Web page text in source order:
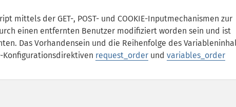
mittels der GET-, POST- und COOKIE-Inputmechanismen zur
einen entfernten Benutzer modifiziert worden sein und ist
Das Vorhandensein und die Reihenfolge des
Konfigurationsdirektiven request_order und variables_order